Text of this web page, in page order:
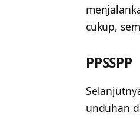
cukup,
PPSSPP
unduhan